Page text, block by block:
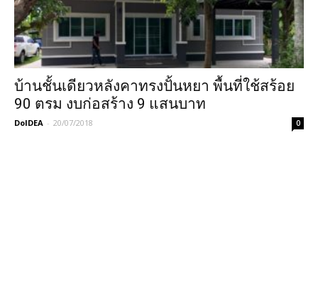
บ้านชั้นเดียวหลังคาทรงปั้นหยา พื้นที่ใช้สร้อย
90 ตรม งบก่อสร้าง 9 แสนบาท
DoIDEA - 20/07/2018 0